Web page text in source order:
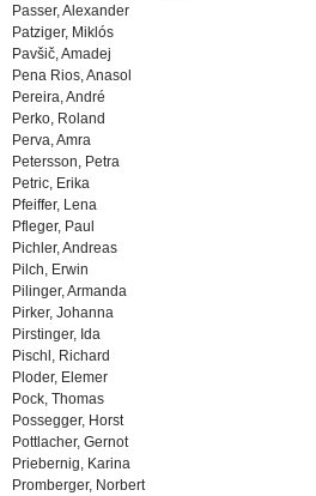
Passer, Alexander
Patziger, Miklós
Pavšič, Amadej
Pena Rios, Anasol
Pereira, André
Perko, Roland
Perva, Amra
Petersson, Petra
Petric, Erika
Pfeiffer, Lena
Pfleger, Paul
Pichler, Andreas
Pilch, Erwin
Pilinger, Armanda
Pirker, Johanna
Pirstinger, Ida
Pischl, Richard
Ploder, Elemer
Pock, Thomas
Possegger, Horst
Pottlacher, Gernot
Priebernig, Karina
Promberger, Norbert